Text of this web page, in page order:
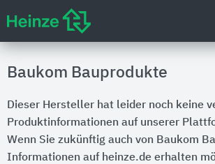
Baukom Bauprodukte
Dieser Hersteller hat leider noch keine
Produktinformationen auf unserer
Wenn Sie zukünftig auch von Baukom
Informationen auf heinze.de erhalten